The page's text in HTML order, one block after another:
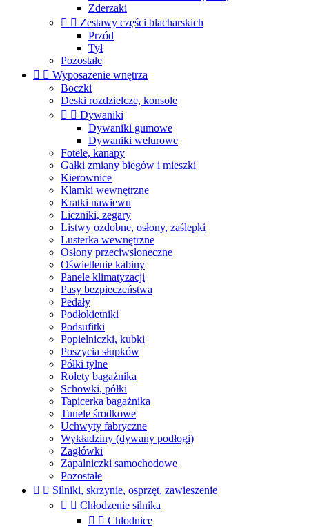
Zderzaki
  Zestawy części blacharskich
Przód
Tył
Pozostałe
  Wyposażenie wnętrza
Boczki
Deski rozdzielcze, konsole
  Dywaniki
Dywaniki gumowe
Dywaniki welurowe
Fotele, kanapy
Gałki zmiany biegów i mieszki
Kierownice
Klamki wewnętrzne
Kratki nawiewu
Liczniki, zegary
Listwy ozdobne, osłony, zaślepki
Lusterka wewnętrzne
Osłony przeciwsłoneczne
Oświetlenie kabiny
Panele klimatyzacji
Pasy bezpieczeństwa
Pedały
Podłokietniki
Podsufitki
Popielniczki, kubki
Poszycia słupków
Półki tylne
Rolety bagażnika
Schowki, półki
Tapicerka bagażnika
Tunele środkowe
Uchwyty fabryczne
Wykładziny (dywany podłogi)
Zagłówki
Zapalniczki samochodowe
Pozostałe
  Silniki, skrzynie, osprzęt, zawieszenie
  Chłodzenie silnika
  Chłodnice